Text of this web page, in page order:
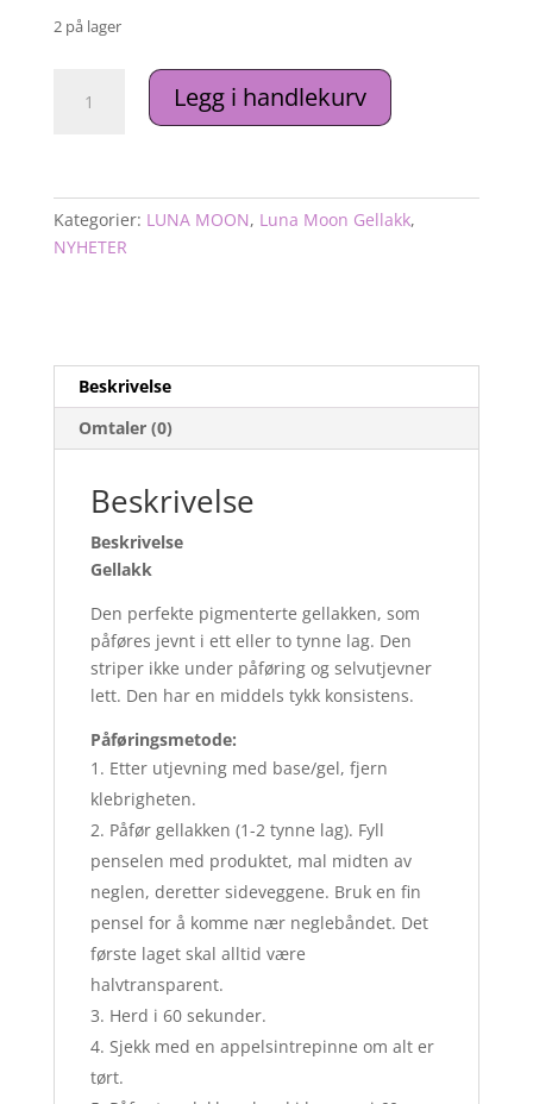
2 på lager
Moon
antall
Legg i handlekurv
Kategorier: LUNA MOON, Luna Moon Gellakk,
NYHETER
Beskrivelse
Omtaler (0)
Beskrivelse
Beskrivelse
Gellakk
Den perfekte pigmenterte gellakken, som
påføres jevnt i ett eller to tynne lag. Den
striper ikke under påføring og selvutjevner
lett. Den har en middels tykk konsistens.
Påføringsmetode:
Etter utjevning med base/gel, fjern
klebrigheten.
Påfør gellakken (1-2 tynne lag). Fyll
penselen med produktet, mal midten av
neglen, deretter sideveggene. Bruk en fin
pensel for å komme nær neglebåndet. Det
første laget skal alltid være
halvtransparent.
Herd i 60 sekunder.
Sjekk med en appelsintrepinne om alt er
tørt.